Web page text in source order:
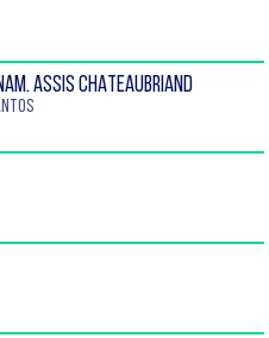
ASSIS CHATEAUBRIAND